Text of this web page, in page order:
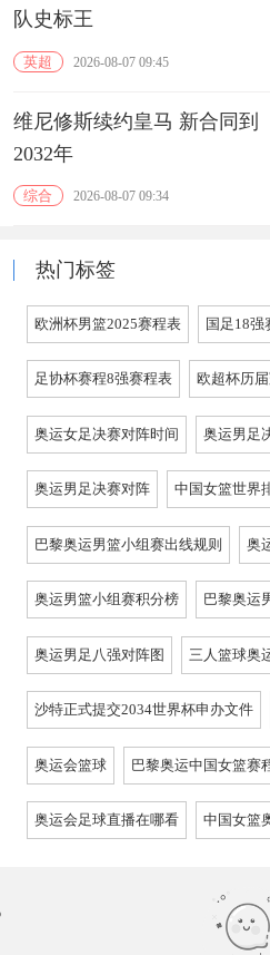
队史标王
英超 2026-08-07 09:45
维尼修斯续约皇马 新合同到
2032年
综合 2026-08-07 09:34
热门标签
欧洲杯男篮2025赛程表 国足18强
足协杯赛程8强赛程表 欧超杯历
奥运女足决赛对阵时间 奥运男足
奥运男足决赛对阵 中国女篮世界
巴黎奥运男篮小组赛出线规则 奥
奥运男篮小组赛积分榜 巴黎奥运
奥运男足八强对阵图 三人篮球奥
沙特正式提交2034世界杯申办文件
奥运会篮球 巴黎奥运中国女篮赛
奥运会足球直播在哪看 中国女篮